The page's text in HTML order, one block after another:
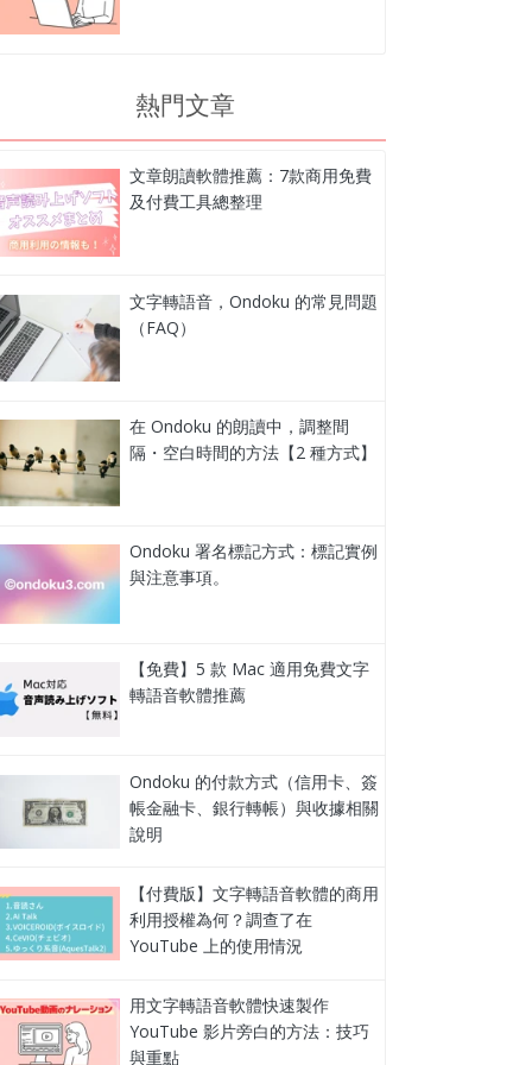
熱門文章
文章朗讀軟體推薦：7款商用免費
及付費工具總整理
文字轉語音，Ondoku 的常見問題
（FAQ）
在 Ondoku 的朗讀中，調整間
隔・空白時間的方法【2 種方式】
Ondoku 署名標記方式：標記實例
與注意事項。
【免費】5 款 Mac 適用免費文字
轉語音軟體推薦
Ondoku 的付款方式（信用卡、簽
帳金融卡、銀行轉帳）與收據相關
說明
【付費版】文字轉語音軟體的商用
利用授權為何？調查了在
YouTube 上的使用情況
用文字轉語音軟體快速製作
YouTube 影片旁白的方法：技巧
與重點